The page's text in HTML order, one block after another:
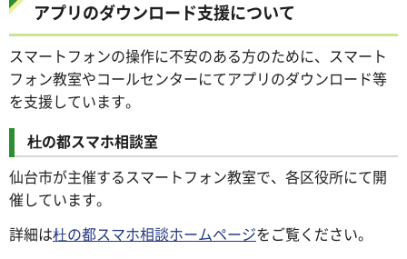
アプリのダウンロード支援について
スマートフォンの操作に不安のある方のために、スマート
フォン教室やコールセンターにてアプリのダウンロード等
を支援しています。
杜の都スマホ相談室
仙台市が主催するスマートフォン教室で、各区役所にて開
催しています。
詳細は杜の都スマホ相談ホームページをご覧ください。